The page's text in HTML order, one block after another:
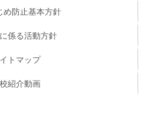
め防止基本方針
係る活動方針
トマップ
紹介動画